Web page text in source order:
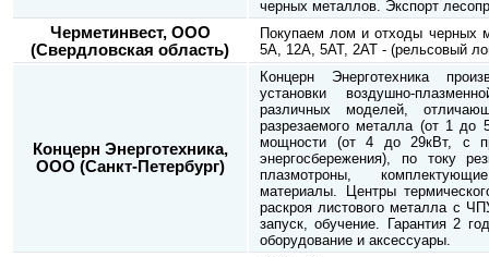
черных металлов. Экспорт
Черметинвест, ООО
(Свердловская область)
Покупаем лом и отходы черных
5А, 12А, 5АТ, 2АТ - (рельсовый
Концерн Энерготехника,
ООО (Санкт-Петербург)
Концерн Энерготехника
установки воздушно-
различных моделей,
разрезаемого металла (от 1 до
мощности (от 4 до 29кВт, с
энергосбережения), по току
плазмотроны,
материалы. Центры
раскроя листового металла с
запуск, обучение. Гарантия 2
оборудование и аксессуары.